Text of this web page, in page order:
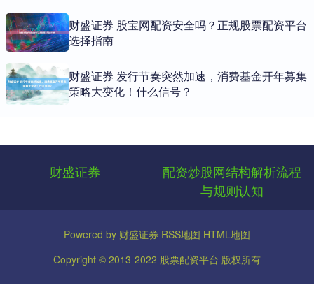
财盛证券 股宝网配资安全吗？正规股票配资平台
选择指南
财盛证券 发行节奏突然加速，消费基金开年募集
策略大变化！什么信号？
财盛证券
配资炒股网结构解析流程
与规则认知
Powered by 财盛证券 RSS地图 HTML地图
Copyright © 2013-2022 股票配资平台 版权所有